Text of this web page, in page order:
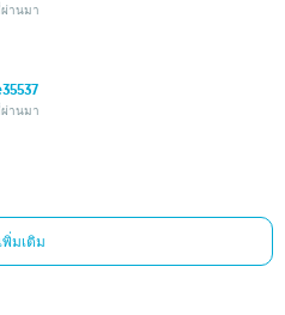
านมา
านมา
พิ่มเติม